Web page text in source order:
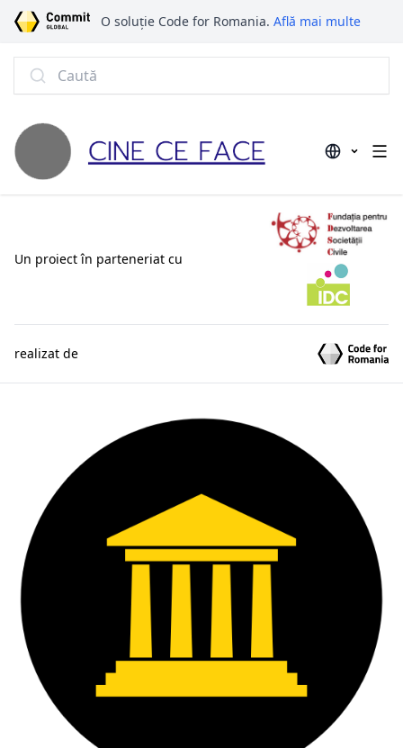
O soluție Code for Romania. Află mai multe
Caută
Un proiect în parteneriat cu
realizat de